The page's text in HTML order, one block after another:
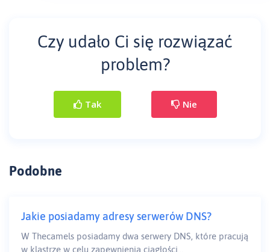
Czy udało Ci się rozwiązać
problem?
Tak Nie
Podobne
Jakie posiadamy adresy serwerów DNS?
W Thecamels posiadamy dwa serwery DNS, które pracują
w klastrze w celu zapewnienia ciągłości...